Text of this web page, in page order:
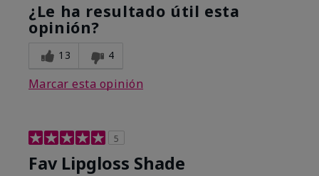
¿Le ha resultado útil esta
opinión?
13 4
Marcar esta opinión
5
Fav Lipgloss Shade